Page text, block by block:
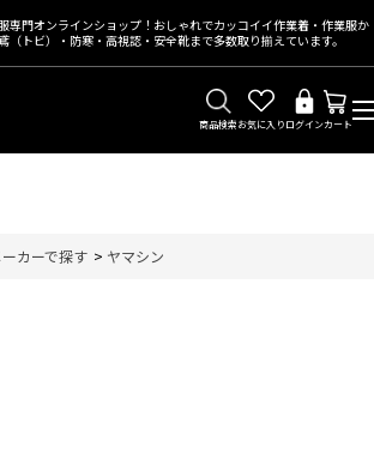
専門オンラインショップ！おしゃれでカッコイイ作業着・作業服か
（トビ）・防寒・高視認・安全靴まで多数取り揃えています。
商品検索お気に入りログインカート
ーカーで探す > ヤマシン